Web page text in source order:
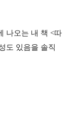
나오는 내 책 <따
도 있음을 솔직